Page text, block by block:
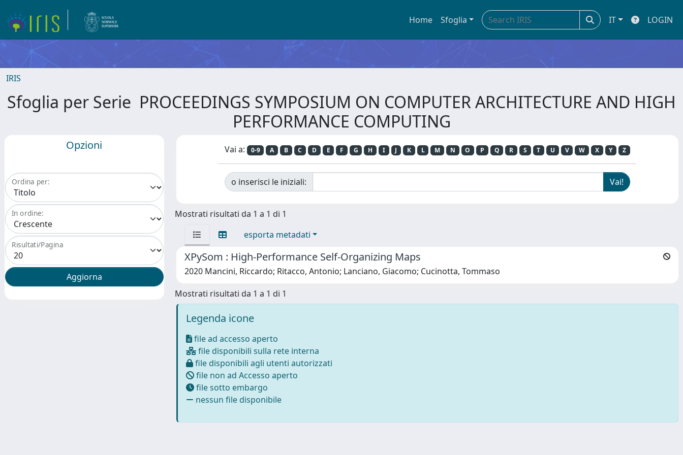
Home Sfoglia IT LOGIN
IRIS
Sfoglia per Serie PROCEEDINGS SYMPOSIUM ON COMPUTER ARCHITECTURE AND HIGH
PERFORMANCE COMPUTING
Opzioni
Ordina per:
In ordine:
Risultati/Pagina
Vai a: 0-9 A B C D E F G H I J K L M N O P Q R S T U V W X Y Z
o inserisci le iniziali:
Mostrati risultati da 1 a 1 di 1
esporta metadati
XPySom : High-Performance Self-Organizing Maps
2020 Mancini, Riccardo; Ritacco, Antonio; Lanciano, Giacomo; Cucinotta, Tommaso
Mostrati risultati da 1 a 1 di 1
Legenda icone
file ad accesso aperto
file disponibili sulla rete interna
file disponibili agli utenti autorizzati
file non ad Accesso aperto
file sotto embargo
nessun file disponibile